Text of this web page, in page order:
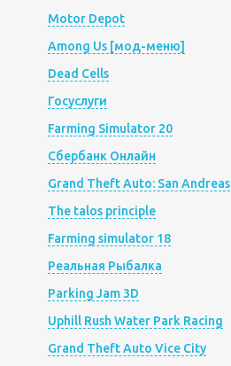
Motor Depot
Among Us [мод-меню]
Dead Cells
Госуслуги
Farming Simulator 20
Сбербанк Онлайн
Grand Theft Auto: San Andreas
The talos principle
Farming simulator 18
Реальная Рыбалка
Parking Jam 3D
Uphill Rush Water Park Racing
Grand Theft Auto Vice City